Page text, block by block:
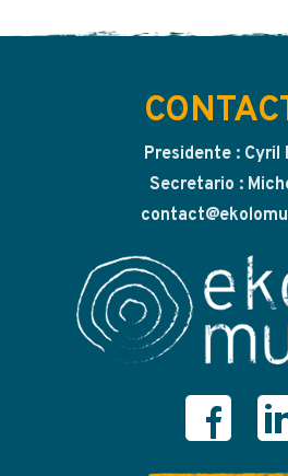
Presidente : Cyril
Secretario :